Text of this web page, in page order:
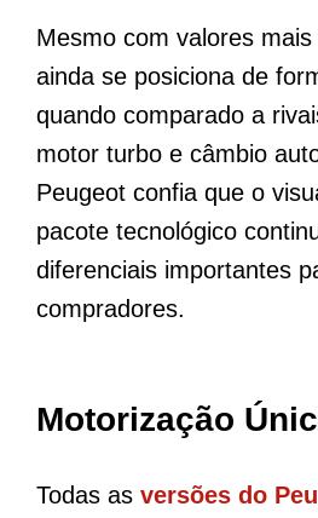
Mesmo com valores
ainda se posiciona de
quando comparado a
motor turbo e câmbio
Peugeot confia que o
pacote tecnológico
diferenciais importantes
compradores.
Motorização
Todas as versões do